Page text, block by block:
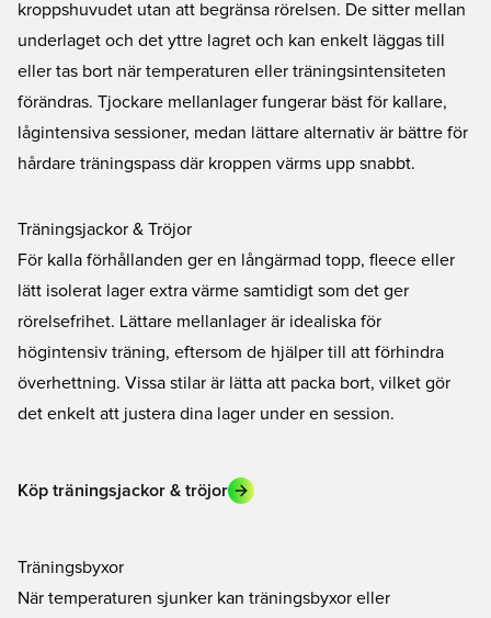
kroppshuvudet utan att begränsa rörelsen. De sitter mellan
underlaget och det yttre lagret och kan enkelt läggas till
eller tas bort när temperaturen eller träningsintensiteten
förändras. Tjockare mellanlager fungerar bäst för kallare,
lågintensiva sessioner, medan lättare alternativ är bättre för
hårdare träningspass där kroppen värms upp snabbt.
Träningsjackor & Tröjor
För kalla förhållanden ger en långärmad topp, fleece eller
lätt isolerat lager extra värme samtidigt som det ger
rörelsefrihet. Lättare mellanlager är idealiska för
högintensiv träning, eftersom de hjälper till att förhindra
överhettning. Vissa stilar är lätta att packa bort, vilket gör
det enkelt att justera dina lager under en session.
Köp träningsjackor & tröjor
Träningsbyxor
När temperaturen sjunker kan träningsbyxor eller